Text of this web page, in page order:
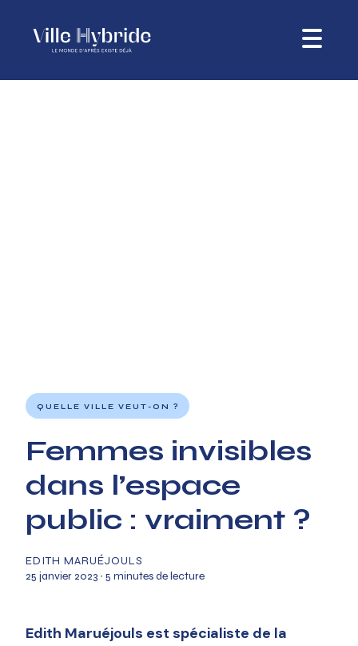
QUELLE VILLE VEUT-ON ?
Femmes invisibles
dans l’espace
public : vraiment ?
EDITH MARUÉJOULS
25 janvier 2023 ∙ 5 minutes de lecture
Edith Maruéjouls est spécialiste de la